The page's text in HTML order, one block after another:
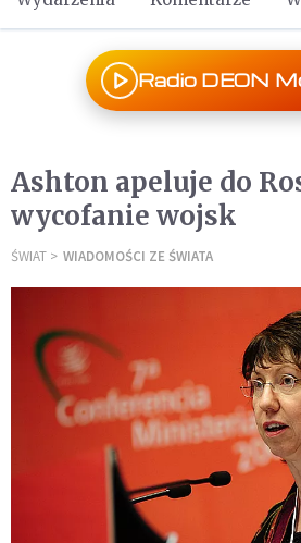
Radio DEON
Ashton apeluje do
wycofanie wojsk
ŚWIAT WIADOMOŚCI ZE ŚWIATA